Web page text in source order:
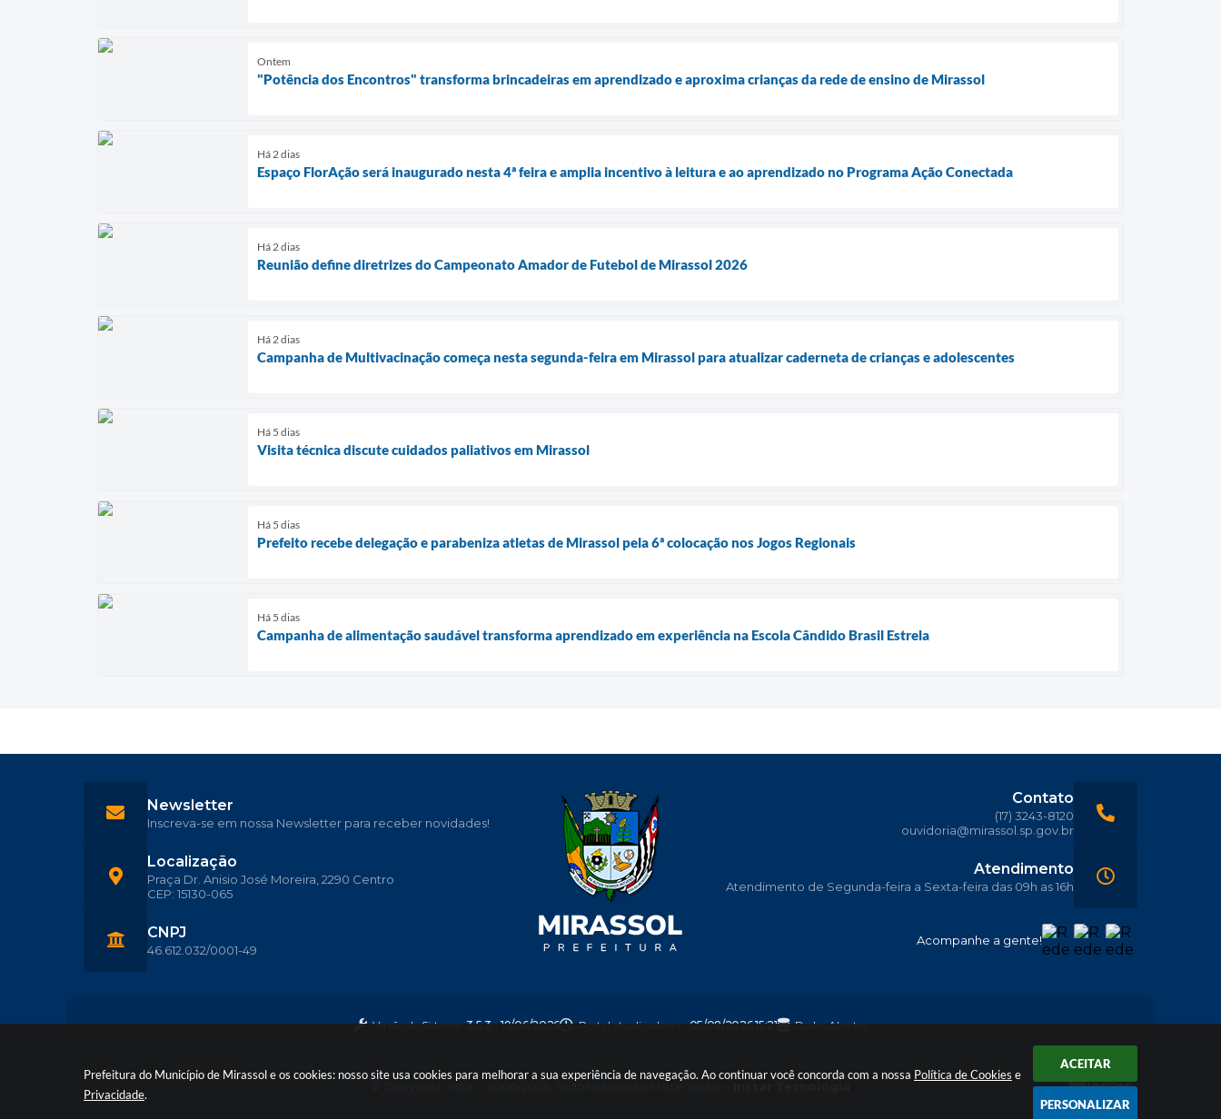
Prefeitura do Município de Mirassol e os cookies: nosso site usa cookies para melhorar a sua experiência de navegação. Ao continuar você concorda com a nossa Política de Cookies e
Privacidade.
ACEITAR
PERSONALIZAR
Ontem
"Potência dos Encontros" transforma brincadeiras em aprendizado e aproxima crianças da rede de ensino de Mirassol
Há 2 dias
Espaço FlorAção será inaugurado nesta 4ª feira e amplia incentivo à leitura e ao aprendizado no Programa Ação Conectada
Há 2 dias
Reunião define diretrizes do Campeonato Amador de Futebol de Mirassol 2026
Há 2 dias
Campanha de Multivacinação começa nesta segunda-feira em Mirassol para atualizar caderneta de crianças e adolescentes
Há 5 dias
Visita técnica discute cuidados paliativos em Mirassol
Há 5 dias
Prefeito recebe delegação e parabeniza atletas de Mirassol pela 6ª colocação nos Jogos Regionais
Há 5 dias
Campanha de alimentação saudável transforma aprendizado em experiência na Escola Cândido Brasil Estrela
Acompanhe a gente!
Localização
Praça Dr. Anisio José Moreira, 2290 Centro
CEP: 15130-065
Contato
(17) 3243-8120
ouvidoria@mirassol.sp.gov.br
Atendimento
Atendimento de Segunda-feira a Sexta-feira das 09h as 16h
CNPJ
46.612.032/0001-49
Newsletter
Inscreva-se em nossa Newsletter para receber novidades!
Versão do Sistema:3.5.3 - 19/06/2026 Portal atualizado em:05/08/2026 15:21 Dados Abertos